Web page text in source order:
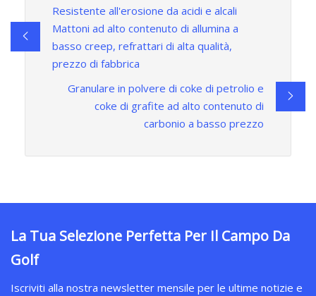
Resistente all'erosione da acidi e alcali
Mattoni ad alto contenuto di allumina a
basso creep, refrattari di alta qualità,
prezzo di fabbrica
Granulare in polvere di coke di petrolio e
coke di grafite ad alto contenuto di
carbonio a basso prezzo
La Tua Selezione Perfetta Per Il Campo Da
Golf
Iscriviti alla nostra newsletter mensile per le ultime notizie e